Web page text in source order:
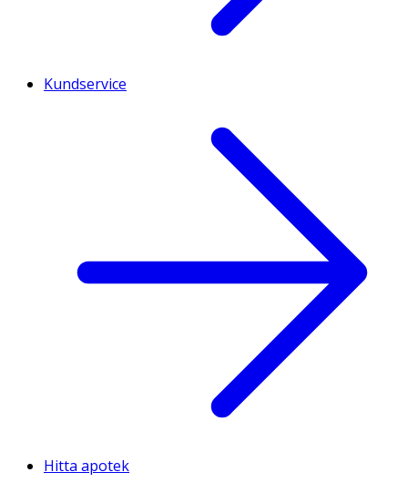
Kundservice
Hitta apotek